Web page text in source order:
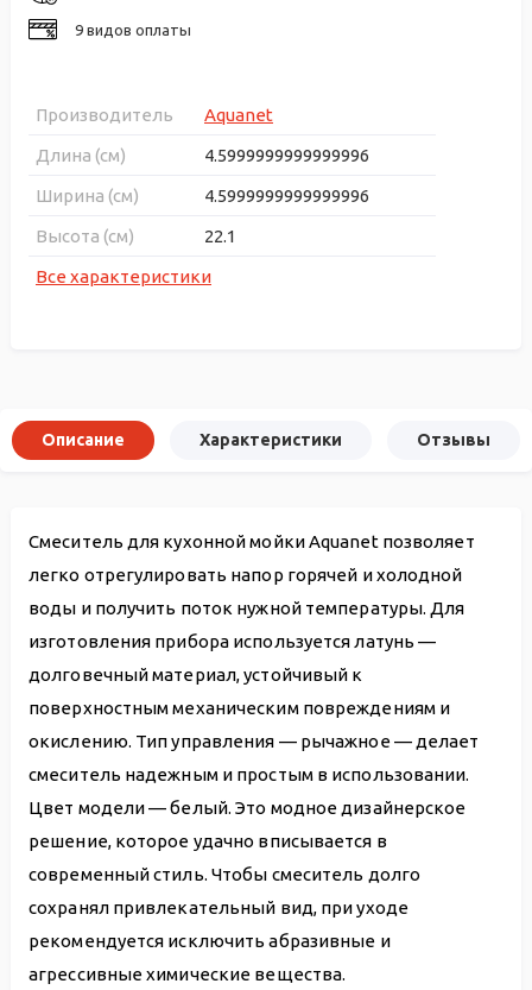
9 видов оплаты
Производитель
Aquanet
Длина (см)
4.5999999999999996
Ширина (см)
4.5999999999999996
Высота (см)
22.1
Все характеристики
Описание Характеристики Отзывы
Смеситель для кухонной мойки Aquanet позволяет
легко отрегулировать напор горячей и холодной
воды и получить поток нужной температуры. Для
изготовления прибора используется латунь —
долговечный материал, устойчивый к
поверхностным механическим повреждениям и
окислению. Тип управления — рычажное — делает
смеситель надежным и простым в использовании.
Цвет модели — белый. Это модное дизайнерское
решение, которое удачно вписывается в
современный стиль. Чтобы смеситель долго
сохранял привлекательный вид, при уходе
рекомендуется исключить абразивные и
агрессивные химические вещества.